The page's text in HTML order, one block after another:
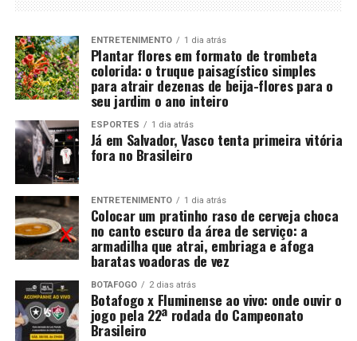
ENTRETENIMENTO 1 dia atrás
Plantar flores em formato de trombeta
colorida: o truque paisagístico simples
para atrair dezenas de beija-flores para o
seu jardim o ano inteiro
ESPORTES 1 dia atrás
Já em Salvador, Vasco tenta primeira vitória
fora no Brasileiro
ENTRETENIMENTO 1 dia atrás
Colocar um pratinho raso de cerveja choca
no canto escuro da área de serviço: a
armadilha que atrai, embriaga e afoga
baratas voadoras de vez
BOTAFOGO 2 dias atrás
Botafogo x Fluminense ao vivo: onde ouvir o
jogo pela 22ª rodada do Campeonato
Brasileiro